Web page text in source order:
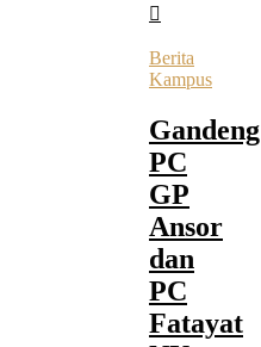
Berita
Kampus
Gandeng
PC
GP
Ansor
dan
PC
Fatayat